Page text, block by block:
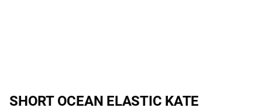
SHORT OCEAN ELASTIC KATE